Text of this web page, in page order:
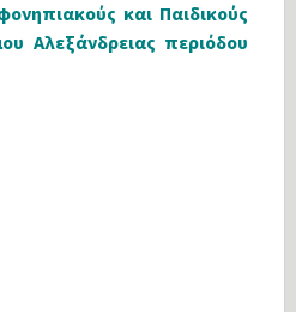
και Παιδικούς
Αλεξάνδρειας περιόδου